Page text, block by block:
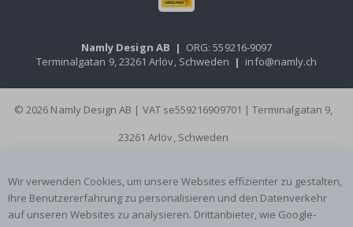
Namly Design AB | ORG: 559216-9097
Terminalgatan 9, 23261 Arlöv, Schweden | info@namly.ch
© 2026 Namly Design AB | VAT se559216909701 | Terminalgatan 9,
23261 Arlöv, Schweden
Wir verwenden Cookies, um unsere Websites effizienter zu gestalten,
Ihre Benutzererfahrung zu personalisieren und den Datenverkehr
auf unseren Websites zu analysieren. Drittanbieter, wie Google-